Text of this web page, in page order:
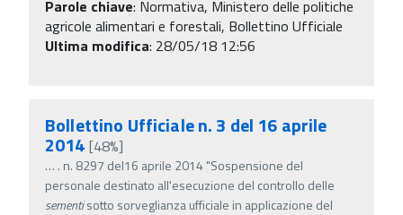
Parole chiave: Normativa, Ministero delle politiche
agricole alimentari e forestali, Bollettino Ufficiale
Ultima modifica: 28/05/18 12:56
Bollettino Ufficiale n. 3 del 16 aprile
2014 [48%]
… . n. 8297 del16 aprile 2014 "Sospensione del
personale destinato all'esecuzione del controllo delle
sementisotto sorveglianza ufficiale in applicazione del